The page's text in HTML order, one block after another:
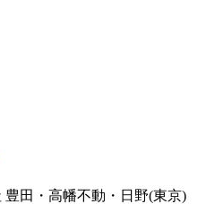
田・高幡不動・日野(東京)